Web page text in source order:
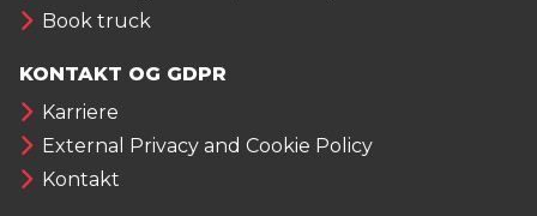
Book truck
KONTAKT OG GDPR
Karriere
External Privacy and Cookie Policy
Kontakt